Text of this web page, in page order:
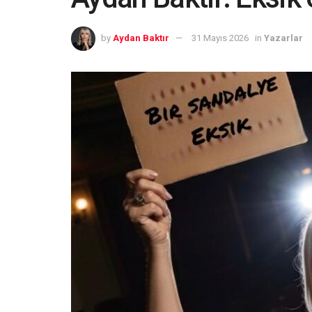
by Aydan Baktır 31 Mayıs 2026 in Yazarlar